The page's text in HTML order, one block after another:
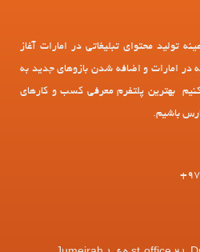
را از سال 2005 در زمینه تولید محتوای تبلیغاتی در امارات آغاز
در امارات و اضافه شدن بازوهای جدید به
بهترین پلتفرم معرفی کسب و کارهای
باشیم.